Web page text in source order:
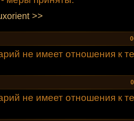
>>
не имеет отношения к
не имеет отношения к